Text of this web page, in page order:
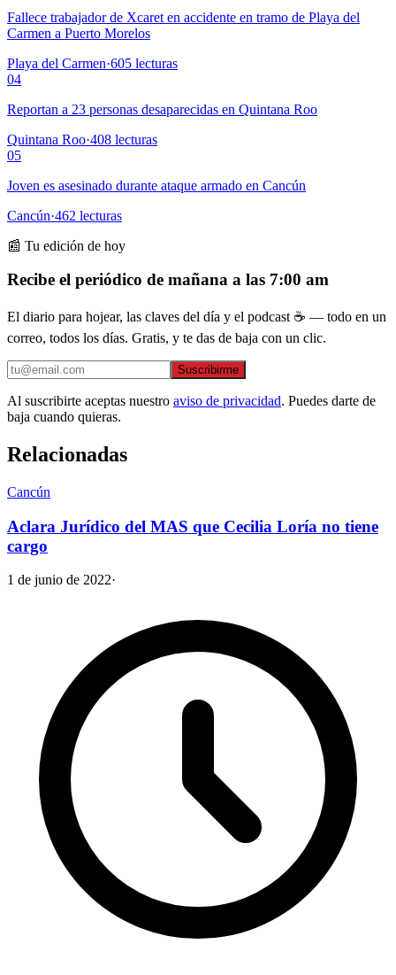
Fallece trabajador de Xcaret en accidente en tramo de Playa del
Carmen a Puerto Morelos
Playa del Carmen·605 lecturas
04
Reportan a 23 personas desaparecidas en Quintana Roo
Quintana Roo·408 lecturas
05
Joven es asesinado durante ataque armado en Cancún
Cancún·462 lecturas
📰 Tu edición de hoy
Recibe el periódico de mañana a las 7:00 am
El diario para hojear, las claves del día y el podcast ☕ — todo en un
correo, todos los días. Gratis, y te das de baja con un clic.
Suscribirme
Al suscribirte aceptas nuestro aviso de privacidad. Puedes darte de
baja cuando quieras.
Relacionadas
Cancún
Aclara Jurídico del MAS que Cecilia Loría no tiene
cargo
1 de junio de 2022·